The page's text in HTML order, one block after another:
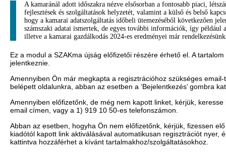
A kamaránál adott időszakra nézve elsősorban a fontosabb piaci,
fejlesztések és szolgáltatások helyzetét, valamint a külső és belső
hogy a kamarai adatszolgáltatás időbeli ütemezéséből következően
számszaki adatai ismertek, de egyes további információk, így például
illetve a kamarai gazdálkodás 2024-es eredményei már
Ez a modul a SZAKma újság előfizetői részére érhető el. A
jelentkeznie.
Amennyiben Ön már megkapta a regisztrációhoz szükséges
belépett oldalunkra, abban az esetben a ’Bejelentkezés’ gombra
Amennyiben előfizetőnk, de még nem kapott linket, kérjük,
email címen, vagy a 1) 919 10 50-es telefonszámon.
Abban az esetben, hogyha Ön nem előfizetőnk, kérjük, fizessen
kiadótól kapott link aktiválásával automatikusan regisztrációt nyer,
kattintva hozzáférhet a kívánt tartalmakhoz/szolgáltatásokhoz.